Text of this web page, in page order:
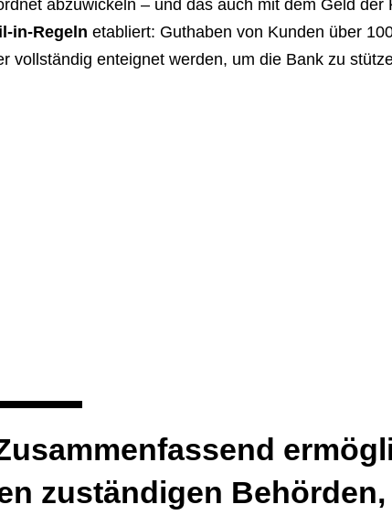
abzuwickeln – und das auch mit dem Geld
in-Regeln etabliert: Guthaben von Kunden über
vollständig enteignet werden, um die Bank zu
zuständigen